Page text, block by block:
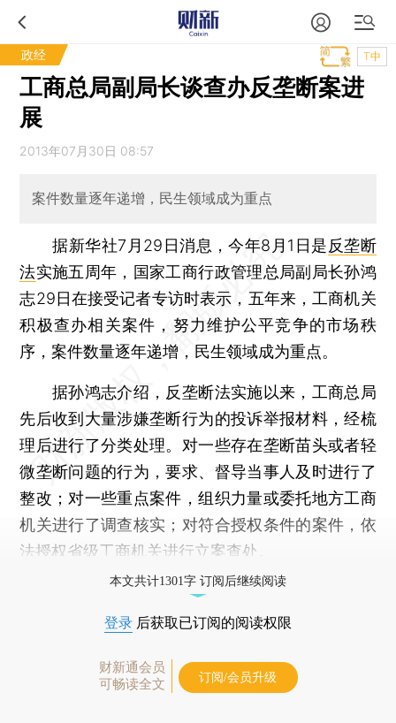
政经 T中
工商总局副局长谈查办反垄断案进
展
2013年07月30日 08:57
案件数量逐年递增，民生领域成为重点
据新华社7月29日消息，今年8月1日是反垄断
法实施五周年，国家工商行政管理总局副局长孙鸿
志29日在接受记者专访时表示，五年来，工商机关
积极查办相关案件，努力维护公平竞争的市场秩
序，案件数量逐年递增，民生领域成为重点。
据孙鸿志介绍，反垄断法实施以来，工商总局
先后收到大量涉嫌垄断行为的投诉举报材料，经梳
理后进行了分类处理。对一些存在垄断苗头或者轻
微垄断问题的行为，要求、督导当事人及时进行了
整改；对一些重点案件，组织力量或委托地方工商
机关进行了调查核实；对符合授权条件的案件，依
法授权省级工商机关进行立案查处。
本文共计1301字 订阅后继续阅读
登录 后获取已订阅的阅读权限
财新通会员
可畅读全文
订阅/会员升级